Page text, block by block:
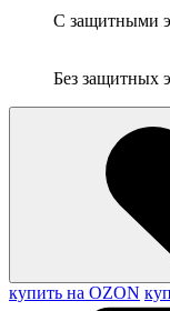
С защитными
Без защитных
купить на OZON